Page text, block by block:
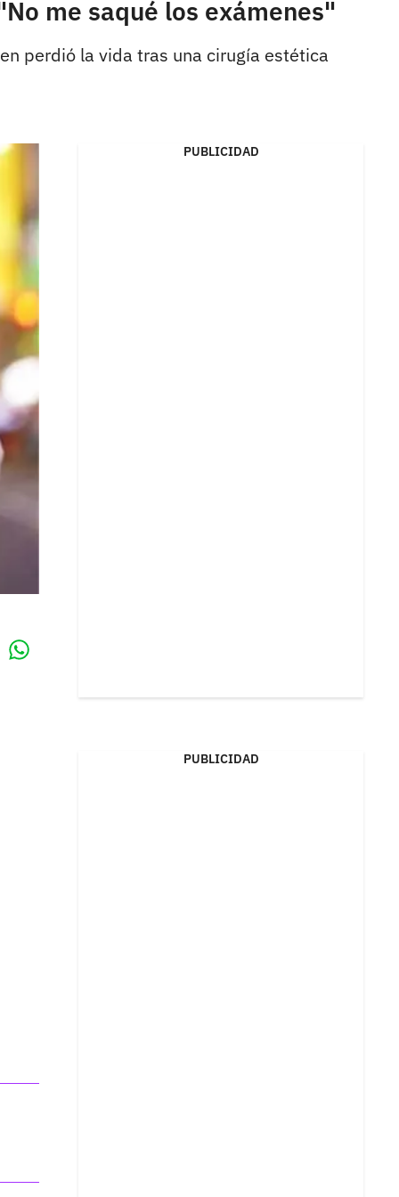
me saqué los exámenes"
perdió la vida tras una cirugía estética
PUBLICIDAD
PUBLICIDAD